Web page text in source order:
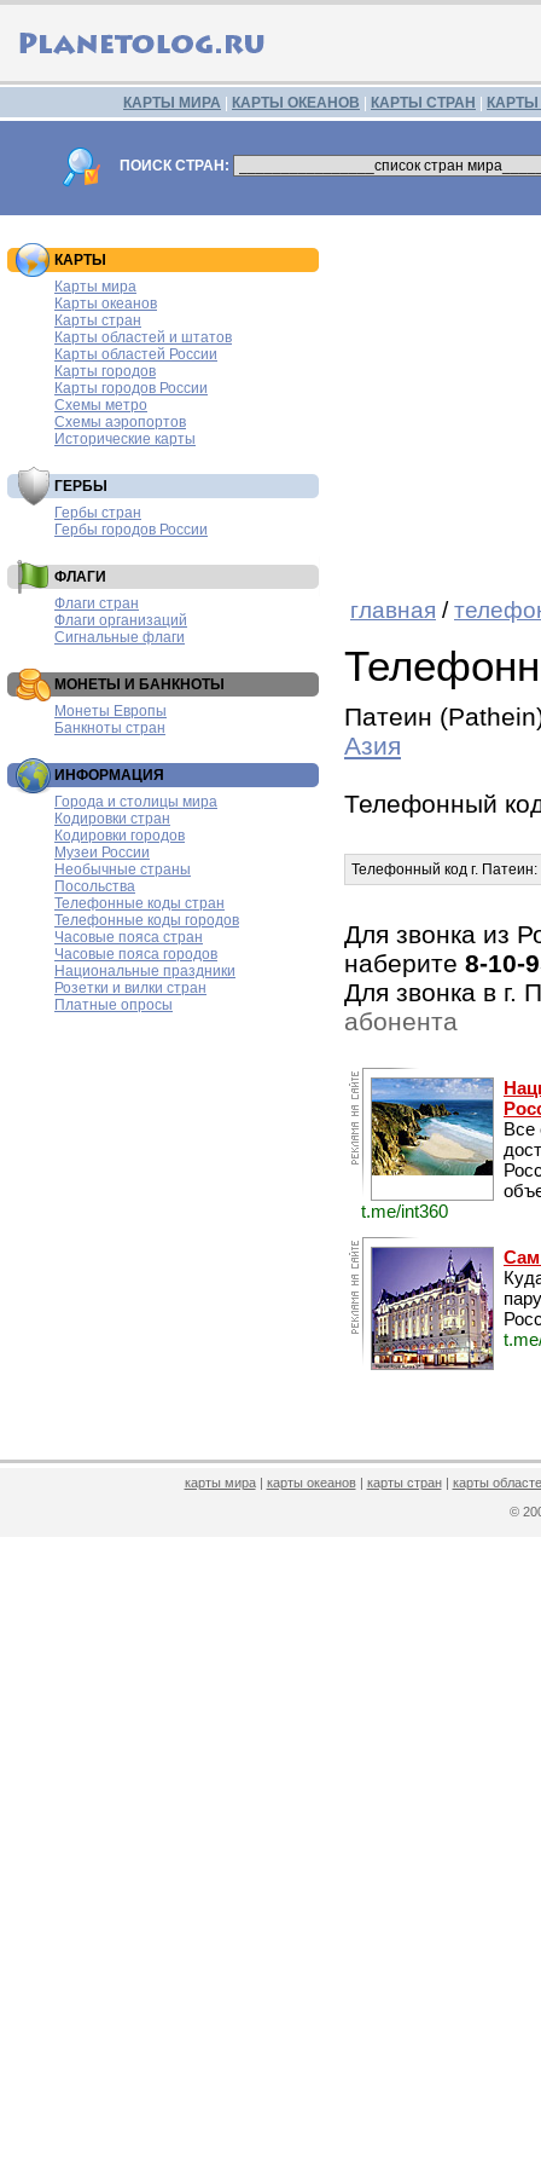
КАРТЫ МИРА КАРТЫ ОКЕАНОВ КАРТЫ СТРАН
ПОИСК СТРАН:
КАРТЫ
Карты мира
Карты океанов
Карты стран
Карты областей и штатов
Карты областей России
Карты городов
Карты городов России
Схемы метро
Схемы аэропортов
Исторические карты
ГЕРБЫ
Гербы стран
Гербы городов России
ФЛАГИ
Флаги стран
Флаги организаций
Сигнальные флаги
МОНЕТЫ И БАНКНОТЫ
Монеты Европы
Банкноты стран
ИНФОРМАЦИЯ
Города и столицы мира
Кодировки стран
Кодировки городов
Музеи России
Необычные страны
Посольства
Телефонные коды стран
Телефонные коды городов
Часовые пояса стран
Часовые пояса городов
Национальные праздники
Розетки и вилки стран
Платные опросы
главная /
Патеин
Азия
Телефонный
Телефонный код г. Патеин:
Для звонка из
наберите 8-10-
Для звонка в г.
абонента
Все
t.me/int360
карты мира| карты океанов| карты стран| карты
©